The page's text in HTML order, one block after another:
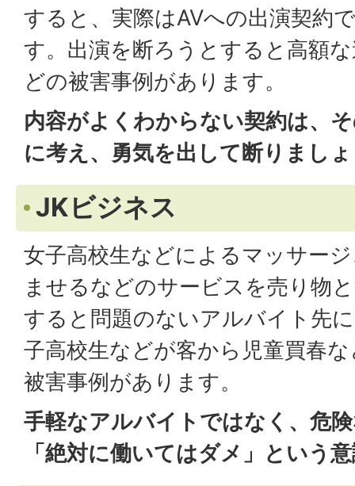
すると、実際はAVへの出演契約
す。出演を断ろうとすると高額
どの被害事例があります。
内容がよくわからない契約は、
に考え、勇気を出して断りまし
JKビジネス
女子高校生などによるマッサー
ませるなどのサービスを売り物
すると問題のないアルバイト先
子高校生などが客から児童買春
被害事例があります。
手軽なアルバイトではなく、危
「絶対に働いてはダメ」という